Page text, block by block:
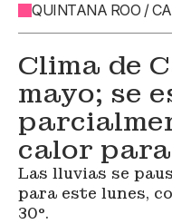
QUINTANA ROO /
Clima de
mayo; se
calor
Las lluvias se
para este lunes,
30°.